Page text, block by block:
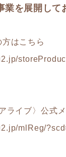
業を展開して
はこちら
ライブ〉公式
mlReg/